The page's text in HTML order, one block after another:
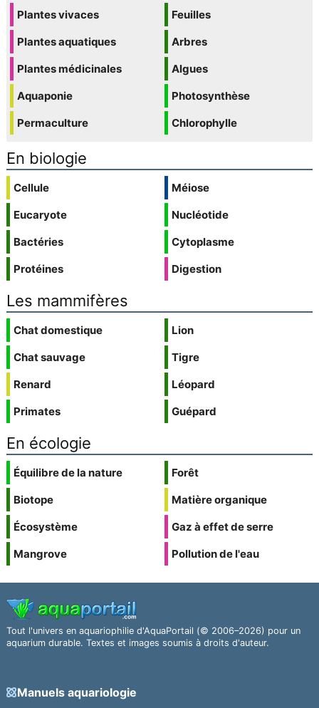
Plantes vivaces
Plantes aquatiques
Plantes médicinales
Aquaponie
Permaculture
Feuilles
Arbres
Algues
Photosynthèse
Chlorophylle
En biologie
Cellule
Eucaryote
Bactéries
Protéines
Méiose
Nucléotide
Cytoplasme
Digestion
Les mammifères
Chat domestique
Chat sauvage
Renard
Primates
Lion
Tigre
Léopard
Guépard
En écologie
Équilibre de la nature
Biotope
Écosystème
Mangrove
Forêt
Matière organique
Gaz à effet de serre
Pollution de l'eau
Tout l'univers en aquariophilie d'AquaPortail (© 2006–2026) pour un
aquarium durable. Textes et images soumis à droits d'auteur.
Manuels aquariologie